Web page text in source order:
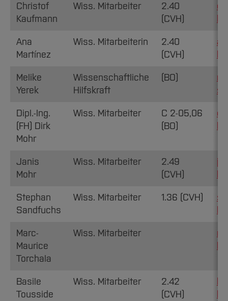
Christof
Kaufmann
Wiss. Mitarbeiter
2.40
(CVH)
Ana
Martínez
Wiss. Mitarbeiterin
2.40
(CVH)
Melike
Yerek
Wissenschaftliche
Hilfskraft
(BO)
Dipl.-Ing.
(FH) Dirk
Mohr
Wiss. Mitarbeiter
C 2-05,06
(BO)
Janis
Mohr
Wiss. Mitarbeiter
2.49
(CVH)
Stephan
Sandfuchs
Wiss. Mitarbeiter 1.36 (CVH)
Marc-
Maurice
Torchala
Wiss. Mitarbeiter
Basile
Tousside
Wiss. Mitarbeiter
2.42
(CVH)